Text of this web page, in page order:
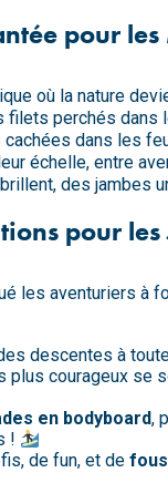
pour les
où la nature
filets perchés
dans les
échelle, entre
des jambes
pour les
les aventuriers à
descentes à
plus courageux se
en bodyboard,
!
de fun, et de